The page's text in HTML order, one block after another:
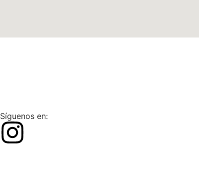
Síguenos en: